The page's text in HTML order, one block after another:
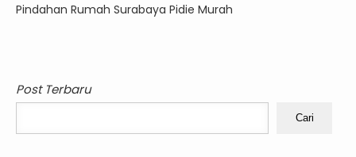
Pindahan Rumah Surabaya Pidie Murah
Post Terbaru
Cari